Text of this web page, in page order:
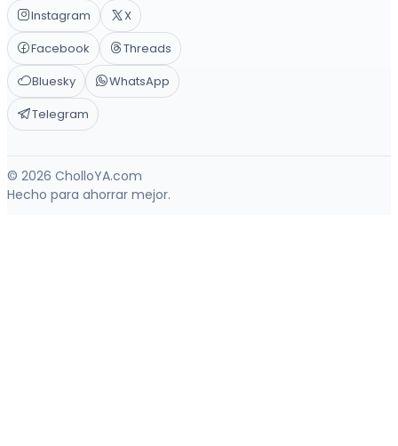
Instagram
X
Facebook
Threads
Bluesky
WhatsApp
Telegram
© 2026 CholloYA.com
Hecho para ahorrar mejor.